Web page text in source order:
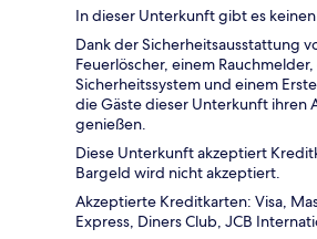
In dieser Unterkunft gibt es
Dank der Sicherheitsausstattung
Feuerlöscher, einem
Sicherheitssystem und einem
die Gäste dieser Unterkunft ihren
genießen.
Diese Unterkunft akzeptiert
Bargeld wird nicht akzeptiert.
Akzeptierte Kreditkarten: Visa,
Express, Diners Club, JCB